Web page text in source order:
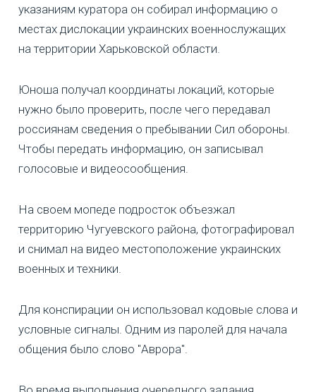
указаниям куратора он собирал информацию о
местах дислокации украинских военнослужащих
на территории Харьковской области.
Юноша получал координаты локаций, которые
нужно было проверить, после чего передавал
россиянам сведения о пребывании Сил обороны.
Чтобы передать информацию, он записывал
голосовые и видеосообщения.
На своем мопеде подросток объезжал
территорию Чугуевского района, фотографировал
и снимал на видео местоположение украинских
военных и техники.
Для конспирации он использовал кодовые слова и
условные сигналы. Одним из паролей для начала
общения было слово "Аврора".